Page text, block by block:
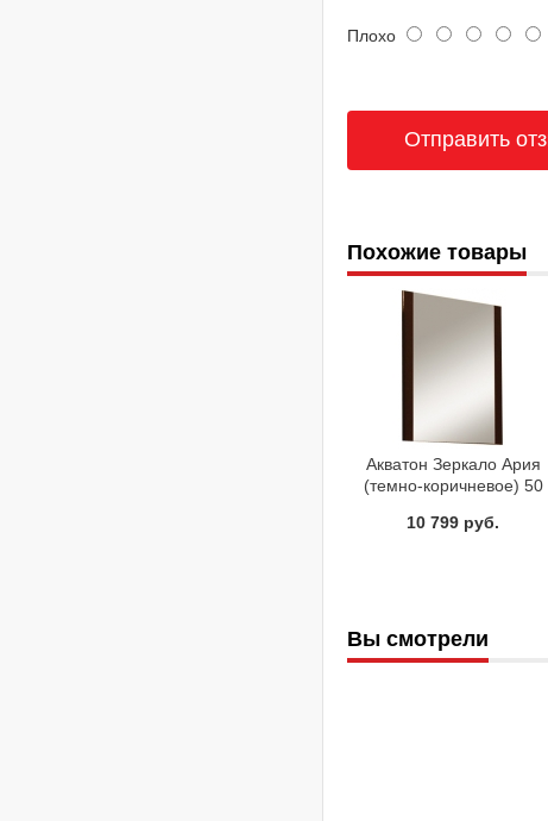
Плохо
Похожие товары
Акватон Зеркало Ария
(темно-коричневое) 50
10 799 руб.
Вы смотрели